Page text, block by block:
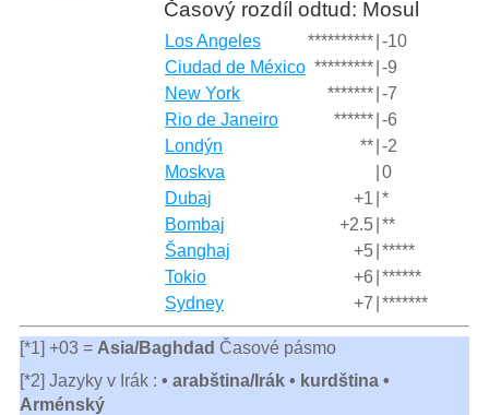
Časový rozdíl odtud: Mosul
Los Angeles ********** -10
Ciudad de México ********* -9
New York
******* -7
Rio de Janeiro
****** -6
Londýn
** -2
Moskva
0
Dubaj
+1 *
Bombaj
+2.5 **
Šanghaj
+5 *****
Tokio
+6 ******
Sydney
+7 *******
[*1] +03 = Asia/Baghdad Časové pásmo
[*2] Jazyky v Irák : • arabština/Irák • kurdština •
Arménský